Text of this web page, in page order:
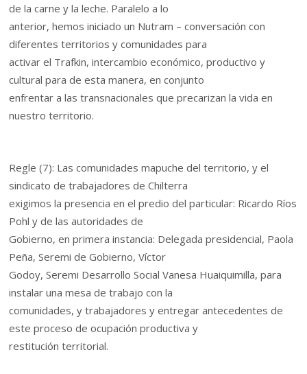
de la carne y la leche. Paralelo a lo
anterior, hemos iniciado un Nutram – conversación con
diferentes territorios y comunidades para
activar el Trafkin, intercambio económico, productivo y
cultural para de esta manera, en conjunto
enfrentar a las transnacionales que precarizan la vida en
nuestro territorio.
Regle (7): Las comunidades mapuche del territorio, y el
sindicato de trabajadores de Chilterra
exigimos la presencia en el predio del particular: Ricardo Ríos
Pohl y de las autoridades de
Gobierno, en primera instancia: Delegada presidencial, Paola
Peña, Seremi de Gobierno, Víctor
Godoy, Seremi Desarrollo Social Vanesa Huaiquimilla, para
instalar una mesa de trabajo con la
comunidades, y trabajadores y entregar antecedentes de
este proceso de ocupación productiva y
restitución territorial.